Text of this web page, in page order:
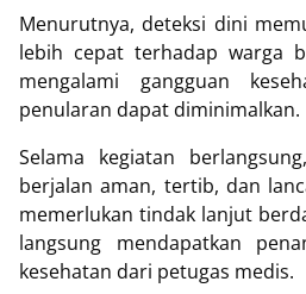
Menurutnya, deteksi dini
lebih cepat terhadap warga
mengalami gangguan
penularan dapat diminimalkan.
Selama kegiatan
berjalan aman, tertib, dan
memerlukan tindak lanjut
langsung mendapatkan
kesehatan dari petugas medis.